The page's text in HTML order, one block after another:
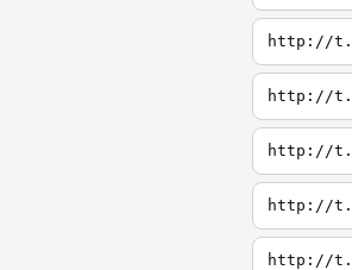
http://
http://
http://
http://
http://